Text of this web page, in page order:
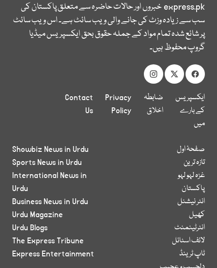
express.pkخبروں اور حالات حاضرہ سے متعلق پاکستان کی
سب سے زیادہ وزٹ کی جانے والی ویب سائٹ ہے۔ اس ویب سائٹ
پر شائع شدہ تمام مواد کے جملہ حقوق بحق ایکسپریس میڈیا
گروپ محفوظ ہیں۔
ایکسپریس
کے بارے
میں
ضابطہ
اخلاق
Privacy
Policy
Contact
Us
صفحۂ اول
تازہ ترین
غزہ لہو لہو
پاکستان
انٹر نیشنل
کھیل
انٹرٹینمنٹ
لائف اسٹائل
ٹاپ ٹرینڈ
Showbiz News in Urdu
Sports News in Urdu
International News in
Urdu
Business News in Urdu
Urdu Magazine
Urdu Blogs
The Express Tribune
Express Entertainment